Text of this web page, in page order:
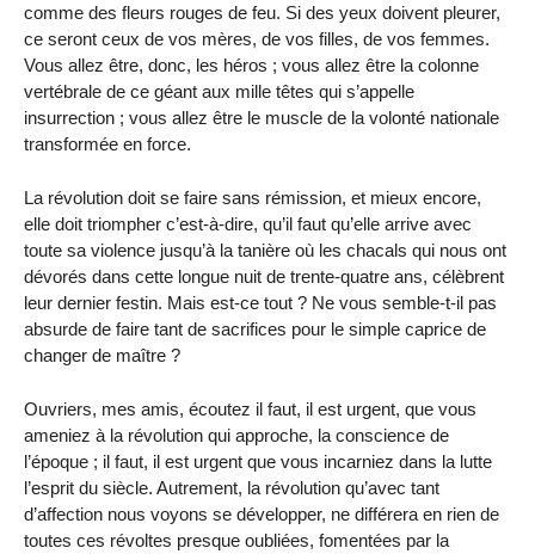
comme des fleurs rouges de feu. Si des yeux doivent pleurer,
ce seront ceux de vos mères, de vos filles, de vos femmes.
Vous allez être, donc, les héros ; vous allez être la colonne
vertébrale de ce géant aux mille têtes qui s’appelle
insurrection ; vous allez être le muscle de la volonté nationale
transformée en force.
La révolution doit se faire sans rémission, et mieux encore,
elle doit triompher c’est-à-dire, qu’il faut qu’elle arrive avec
toute sa violence jusqu’à la tanière où les chacals qui nous ont
dévorés dans cette longue nuit de trente-quatre ans, célèbrent
leur dernier festin. Mais est-ce tout ? Ne vous semble-t-il pas
absurde de faire tant de sacrifices pour le simple caprice de
changer de maître ?
Ouvriers, mes amis, écoutez il faut, il est urgent, que vous
ameniez à la révolution qui approche, la conscience de
l’époque ; il faut, il est urgent que vous incarniez dans la lutte
l’esprit du siècle. Autrement, la révolution qu’avec tant
d’affection nous voyons se développer, ne différera en rien de
toutes ces révoltes presque oubliées, fomentées par la